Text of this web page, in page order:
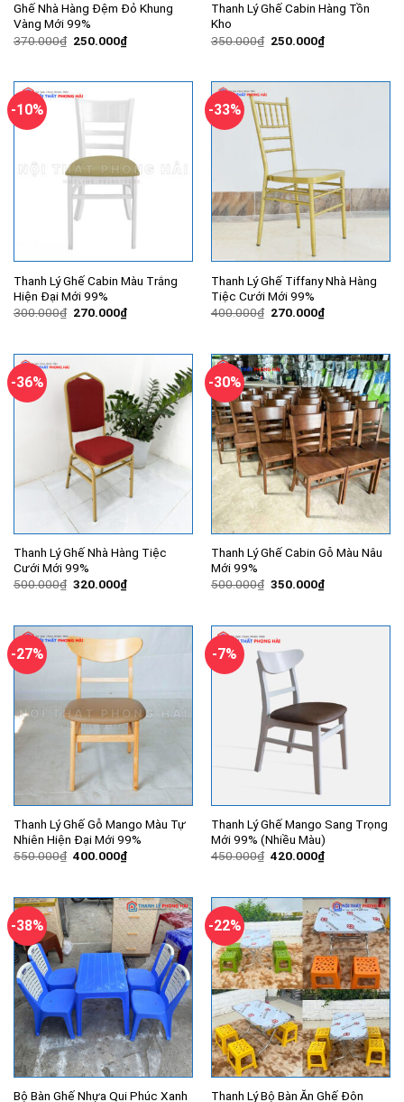
Ghế Nhà Hàng Đệm Đỏ Khung
Vàng Mới 99%
370.000₫ Giá
250.000₫Giá
hiện
250.000₫.
Thanh Lý Ghế Cabin Hàng Tồn
Kho
350.000₫ Giá
250.000₫Giá
hiện
250.000₫.
-10%
Thanh Lý Ghế Cabin Màu Trắng
Hiện Đại Mới 99%
300.000₫ Giá
270.000₫Giá
hiện
270.000₫.
-33%
Thanh Lý Ghế Tiffany Nhà Hàng
Tiệc Cưới Mới 99%
400.000₫ Giá
270.000₫Giá
hiện
270.000₫.
-36%
Thanh Lý Ghế Nhà Hàng Tiệc
Cưới Mới 99%
500.000₫ Giá
320.000₫Giá
hiện
320.000₫.
-30%
Thanh Lý Ghế Cabin Gỗ Màu Nâu
Mới 99%
500.000₫ Giá
350.000₫Giá
hiện
350.000₫.
-27%
Thanh Lý Ghế Gỗ Mango Màu Tự
Nhiên Hiện Đại Mới 99%
550.000₫ Giá
400.000₫Giá
hiện
400.000₫.
-7%
Thanh Lý Ghế Mango Sang Trọng
Mới 99% (Nhiều Màu)
450.000₫ Giá
420.000₫Giá
hiện
420.000₫.
-38%
Bộ Bàn Ghế Nhựa Qui Phúc Xanh
-22%
Thanh Lý Bộ Bàn Ăn Ghế Đôn